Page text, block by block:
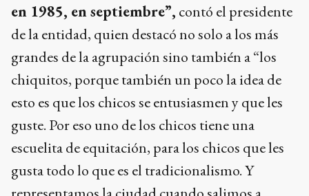
en 1985, en septiembre”, contó el presidente
de la entidad, quien destacó no solo a los más
grandes de la agrupación sino también a “los
chiquitos, porque también un poco la idea de
esto es que los chicos se entusiasmen y que les
guste. Por eso uno de los chicos tiene una
escuelita de equitación, para los chicos que les
gusta todo lo que es el tradicionalismo. Y